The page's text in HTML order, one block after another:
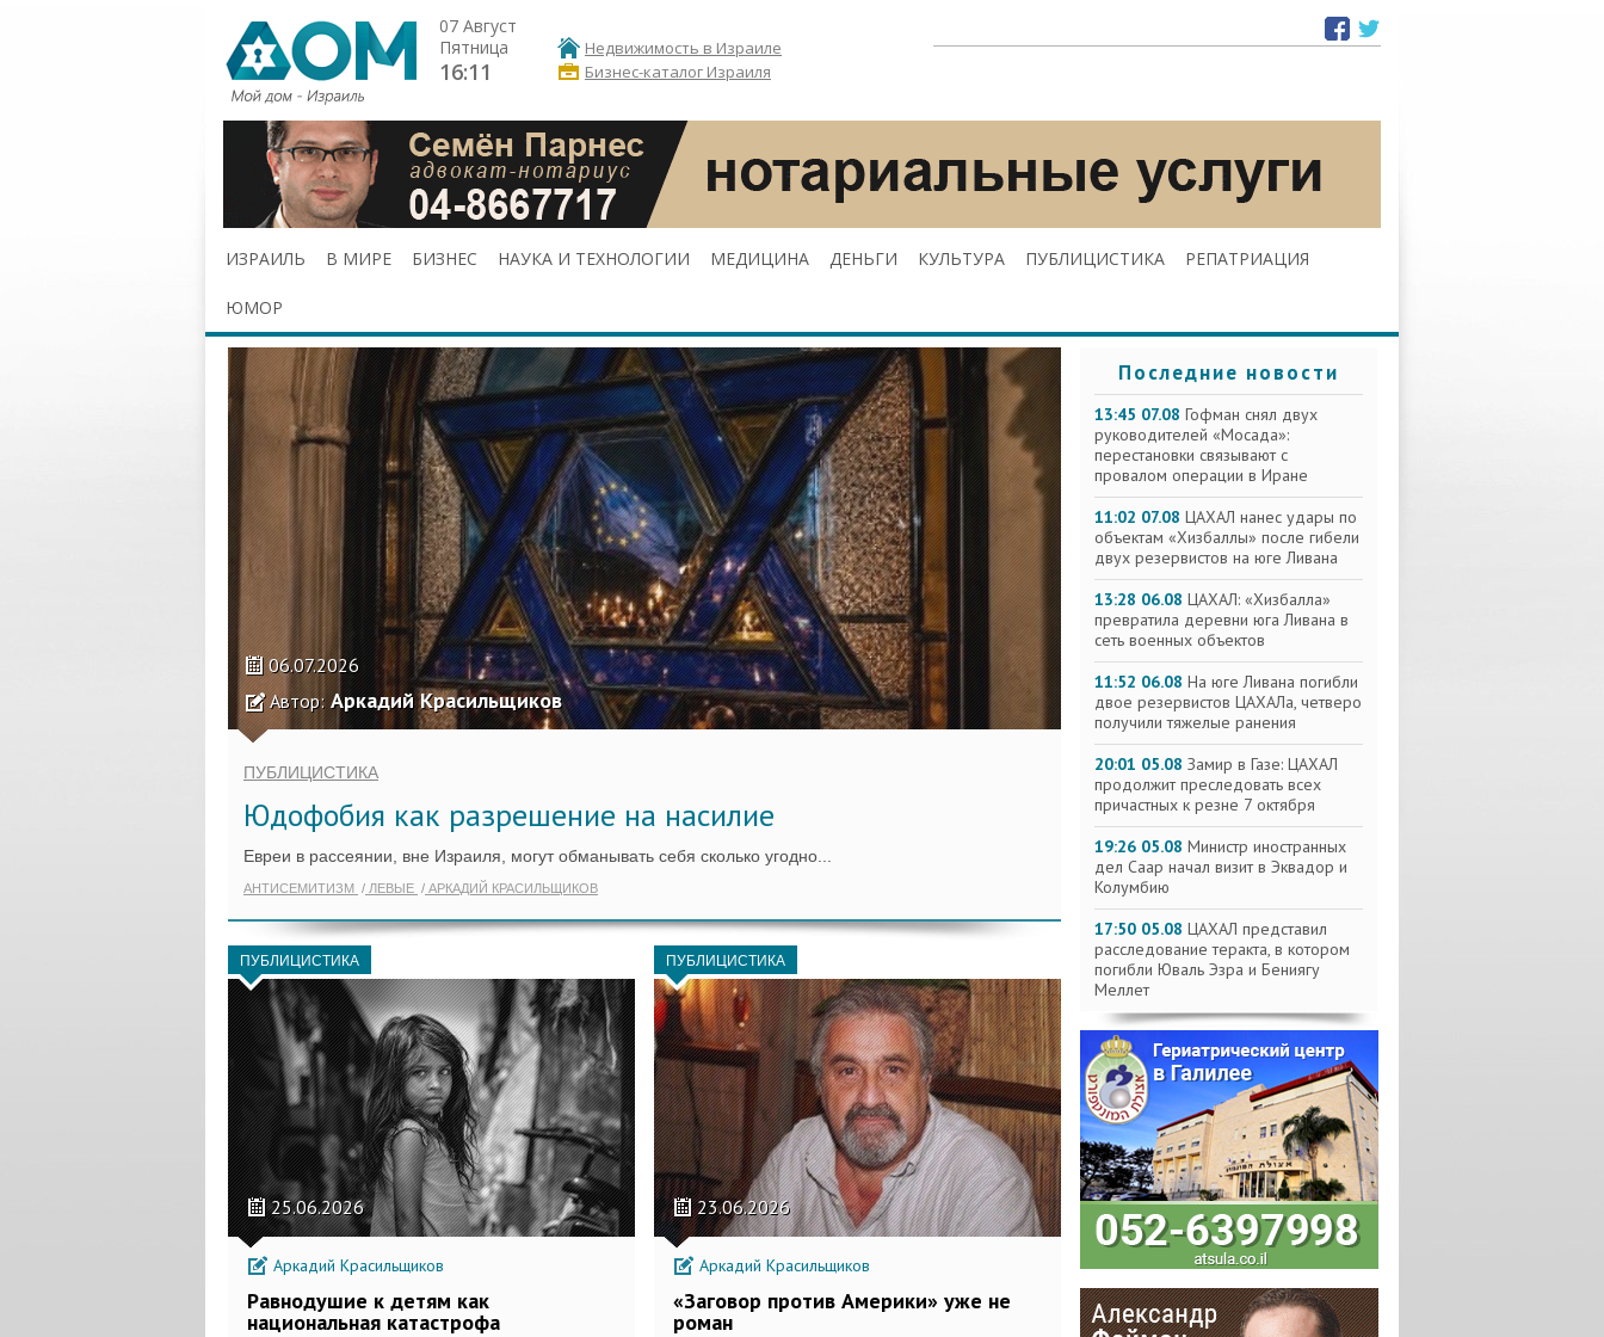
07 Август
Пятница
16:11
Недвижимость в Израиле
Бизнес-каталог Израиля
ИЗРАИЛЬ В МИРЕ БИЗНЕС НАУКА И ТЕХНОЛОГИИ МЕДИЦИНА ДЕНЬГИ КУЛЬТУРА ПУБЛИЦИСТИКА РЕПАТРИАЦИЯ
ЮМОР
06.07.2026
Автор: Аркадий Красильщиков
ПУБЛИЦИСТИКА
Юдофобия как разрешение на насилие
Евреи в рассеянии, вне Израиля, могут обманывать себя сколько угодно...
АНТИСЕМИТИЗМ ЛЕВЫЕ АРКАДИЙ КРАСИЛЬЩИКОВ
ПУБЛИЦИСТИКА
25.06.2026
Аркадий Красильщиков
Равнодушие к детям как
национальная катастрофа
ПУБЛИЦИСТИКА
23.06.2026
Аркадий Красильщиков
«Заговор против Америки» уже не
роман
Последние новости
13:45 07.08 Гофман снял двух
руководителей «Мосада»:
перестановки связывают с
провалом операции в Иране
11:02 07.08 ЦАХАЛ нанес удары по
объектам «Хизбаллы» после гибели
двух резервистов на юге Ливана
13:28 06.08 ЦАХАЛ: «Хизбалла»
превратила деревни юга Ливана в
сеть военных объектов
11:52 06.08 На юге Ливана погибли
двое резервистов ЦАХАЛа, четверо
получили тяжелые ранения
20:01 05.08 Замир в Газе: ЦАХАЛ
продолжит преследовать всех
причастных к резне 7 октября
19:26 05.08 Министр иностранных
дел Саар начал визит в Эквадор и
Колумбию
17:50 05.08 ЦАХАЛ представил
расследование теракта, в котором
погибли Юваль Эзра и Бениягу
Меллет